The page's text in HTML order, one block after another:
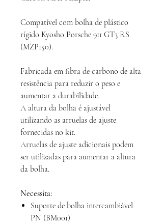
Compatível com bolha de plástico
rígido Kyosho Porsche 911 GT3 RS
(MZP150).
Fabricada em fibra de carbono de alta
resistência para reduzir o peso e
aumentar a durabilidade.
A altura da bolha é ajustável
utilizando as arruelas de ajuste
fornecidas no kit.
Arruelas de ajuste adicionais podem
ser utilizadas para aumentar a altura
da bolha.
Necessita:
Suporte de bolha intercambiável
PN (BM001)